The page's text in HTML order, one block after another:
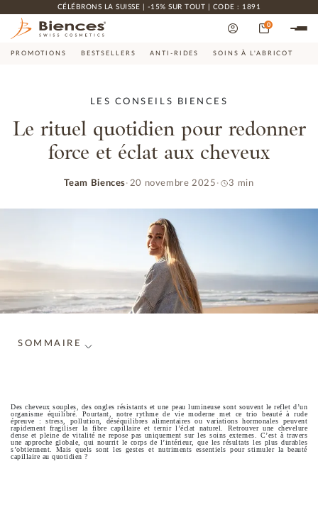
CÉLÉBRONS LA SUISSE | -15% SUR TOUT | CODE : 1891
0
PROMOTIONS BESTSELLERS ANTI-RIDES SOINS À L'ABRICOT
LES CONSEILS BIENCES
Le rituel quotidien pour redonner
force et éclat aux cheveux
Team Biences 20 novembre 2025 3 min
SOMMAIRE
Des cheveux souples, des ongles résistants et une peau lumineuse sont souvent le reflet d’un
organisme équilibré. Pourtant, notre rythme de vie moderne met ce trio beauté à rude
épreuve : stress, pollution, déséquilibres alimentaires ou variations hormonales peuvent
rapidement fragiliser la fibre capillaire et ternir l’éclat naturel. Retrouver une chevelure
dense et pleine de vitalité ne repose pas uniquement sur les soins externes. C’est à travers
une approche globale, qui nourrit le corps de l’intérieur, que les résultats les plus durables
s’obtiennent. Mais quels sont les gestes et nutriments essentiels pour stimuler la beauté
capillaire au quotidien ?